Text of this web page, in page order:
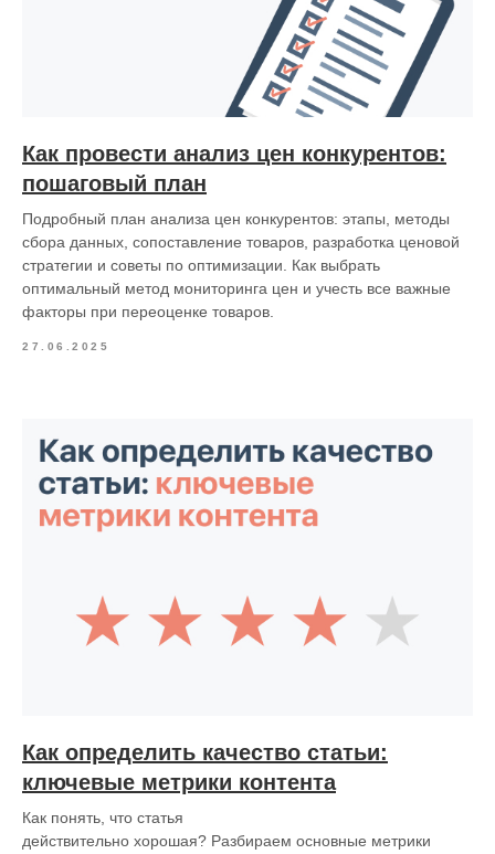
Как провести анализ цен конкурентов:
пошаговый план
Подробный план анализа цен конкурентов: этапы, методы
сбора данных, сопоставление товаров, разработка ценовой
стратегии и советы по оптимизации. Как выбрать
оптимальный метод мониторинга цен и учесть все важные
факторы при переоценке товаров.
27.06.2025
Как определить качество статьи:
ключевые метрики контента
Как понять, что статья
действительно хорошая? Разбираем основные метрики